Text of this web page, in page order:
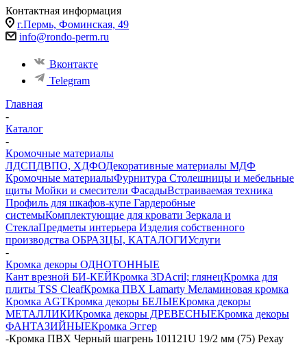
Контактная информация
г.Пермь, Фоминская, 49
info@rondo-perm.ru
Вконтакте
Telegram
Главная
-
Каталог
-
Кромочные материалы
ЛДСПДВПО, ХДФОДекоративные материалы МДФ
Кромочные материалыФурнитура Столешницы и мебельные
щиты Мойки и смесители ФасадыВстраиваемая техника
Профиль для шкафов-купе Гардеробные
системыКомплектующие для кровати Зеркала и
СтеклаПредметы интерьера Изделия собственного
производства ОБРАЗЦЫ, КАТАЛОГИУслуги
-
Кромка декоры ОДНОТОННЫЕ
Кант врезной БИ-КЕЙКромка 3DАcril; глянецКромка для
плиты TSS CleafКромка ПВХ Lamarty Меламиновая кромка
Кромка AGTКромка декоры БЕЛЫЕКромка декоры
МЕТАЛЛИКИКромка декоры ДРЕВЕСНЫЕКромка декоры
ФАНТАЗИЙНЫЕКромка Эггер
-Кромка ПВХ Черный шагрень 101121U 19/2 мм (75) Рехау